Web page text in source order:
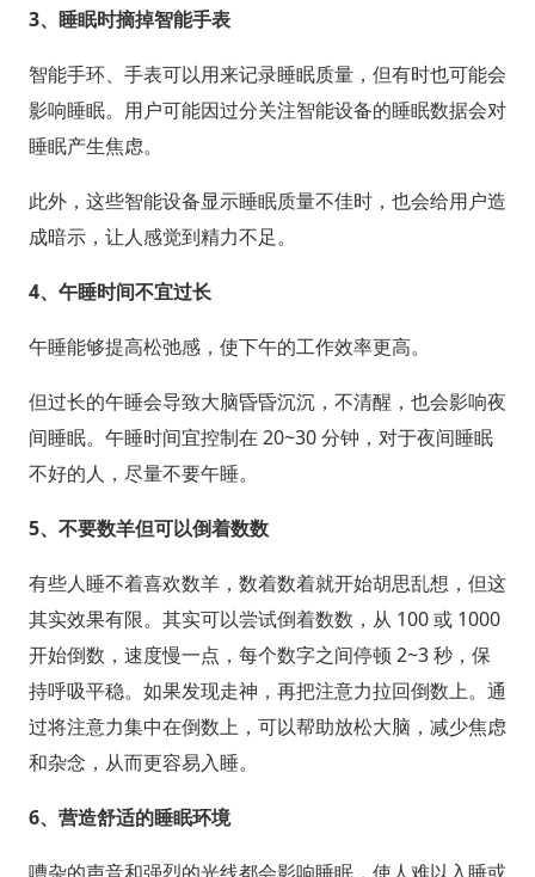
3、 睡眠时摘掉智能手表
智能手环、手表可以用来记录睡眠质量，但有时也可能会
影响睡眠。用户可能因过分关注智能设备的睡眠数据会对
睡眠产生焦虑。
此外，这些智能设备显示睡眠质量不佳时，也会给用户造
成暗示，让人感觉到精力不足。
4、 午睡时间不宜过长
午睡能够提高松弛感，使下午的工作效率更高。
但过长的午睡会导致大脑昏昏沉沉，不清醒，也会影响夜
间睡眠。午睡时间宜控制在 20~30 分钟，对于夜间睡眠
不好的人，尽量不要午睡。
5、 不要数羊但可以倒着数数
有些人睡不着喜欢数羊，数着数着就开始胡思乱想，但这
其实效果有限。其实可以尝试倒着数数，从 100 或 1000
开始倒数，速度慢一点，每个数字之间停顿 2~3 秒，保
持呼吸平稳。如果发现走神，再把注意力拉回倒数上。通
过将注意力集中在倒数上，可以帮助放松大脑，减少焦虑
和杂念，从而更容易入睡。
6、 营造舒适的睡眠环境